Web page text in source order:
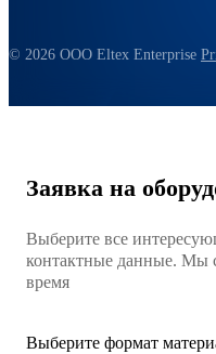
© 2026 ООО Eltex Enterprise
Заявка на
Выберите все
контактные данные. Мы
время
Выберите формат